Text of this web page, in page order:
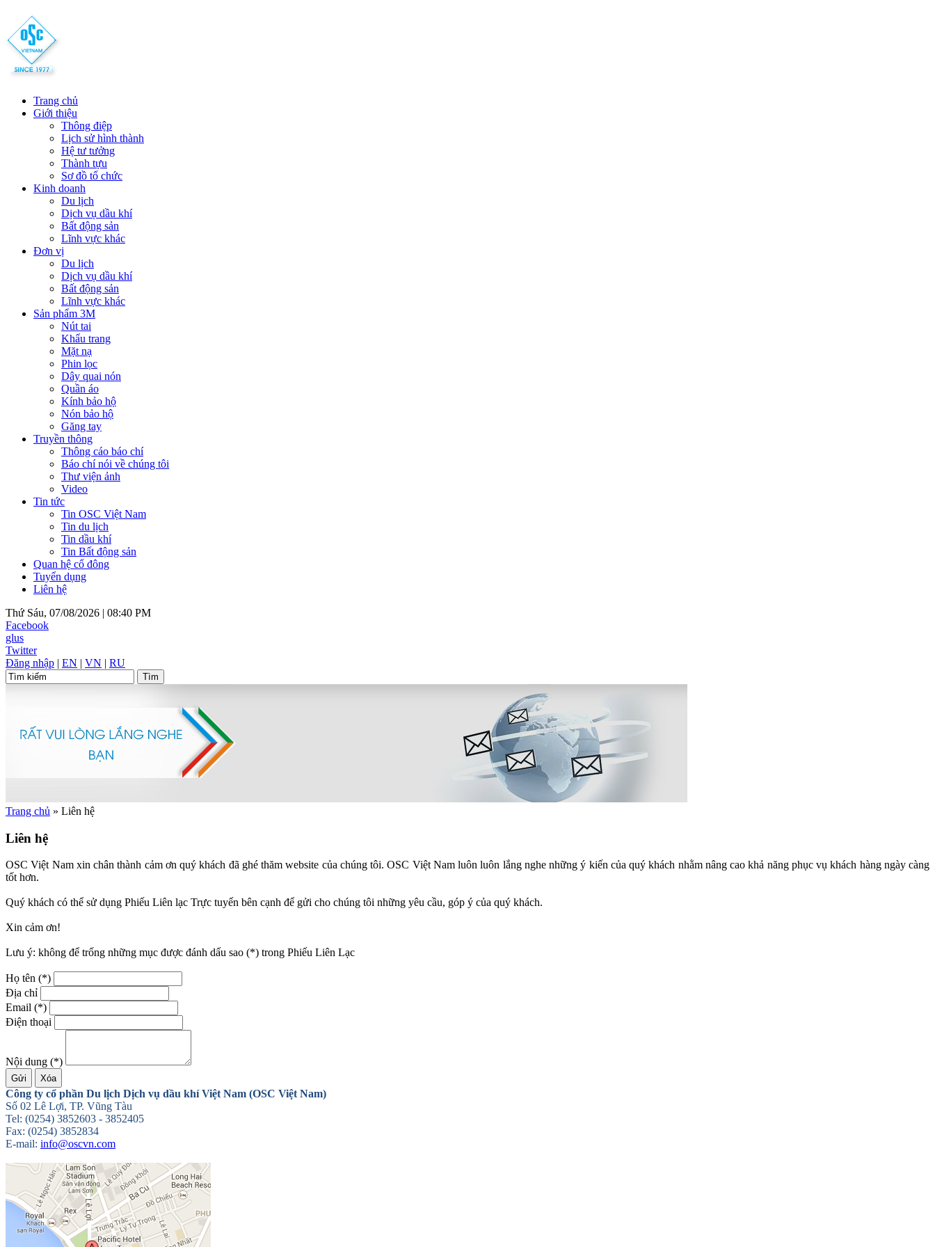
Trang chủ
Giới thiệu
Thông điệp
Lịch sử hình thành
Hệ tư tưởng
Thành tựu
Sơ đồ tổ chức
Kinh doanh
Du lịch
Dịch vụ dầu khí
Bất động sản
Lĩnh vực khác
Đơn vị
Du lịch
Dịch vụ dầu khí
Bất động sản
Lĩnh vực khác
Sản phẩm 3M
Nút tai
Khẩu trang
Mặt nạ
Phin lọc
Dây quai nón
Quần áo
Kính bảo hộ
Nón bảo hộ
Găng tay
Truyền thông
Thông cáo báo chí
Báo chí nói về chúng tôi
Thư viện ảnh
Video
Tin tức
Tin OSC Việt Nam
Tin du lịch
Tin dầu khí
Tin Bất động sản
Quan hệ cổ đông
Tuyển dụng
Liên hệ
Thứ Sáu, 07/08/2026 | 08:40 PM
Facebook
glus
Twitter
Đăng nhập | EN | VN | RU
Trang chủ » Liên hệ
Liên hệ
OSC Việt Nam xin chân thành cảm ơn quý khách đã ghé thăm website của chúng tôi. OSC Việt Nam luôn luôn lắng nghe những ý kiến của quý khách nhằm nâng cao khả năng phục vụ khách hàng ngày càng
tốt hơn.
Quý khách có thể sử dụng Phiếu Liên lạc Trực tuyến bên cạnh để gửi cho chúng tôi những yêu cầu, góp ý của quý khách.
Xin cảm ơn!
Lưu ý: không để trống những mục được đánh dấu sao (*) trong Phiếu Liên Lạc
Họ tên (*)
Địa chỉ
Email (*)
Điện thoại
Nội dung (*)
Công ty cổ phần Du lịch Dịch vụ dầu khí Việt Nam (OSC Việt Nam)
Số 02 Lê Lợi, TP. Vũng Tàu
Tel: (0254) 3852603 - 3852405
Fax: (0254) 3852834
E-mail: info@oscvn.com